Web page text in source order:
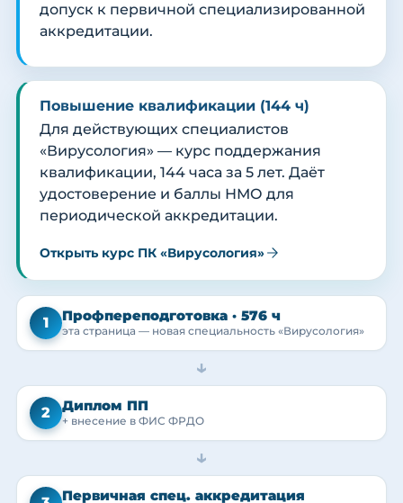
допуск к первичной специализированной
аккредитации.
Повышение квалификации (144 ч)
Для действующих специалистов
«Вирусология» — курс поддержания
квалификации, 144 часа за 5 лет. Даёт
удостоверение и баллы НМО для
периодической аккредитации.
Открыть курс ПК «Вирусология»
1 Профпереподготовка · 576 ч
эта страница — новая специальность «Вирусология»
→
2 Диплом ПП
+ внесение в ФИС ФРДО
→
Первичная спец. аккредитация